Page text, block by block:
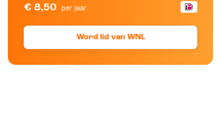
€ 8,50 per jaar
Word lid van WNL